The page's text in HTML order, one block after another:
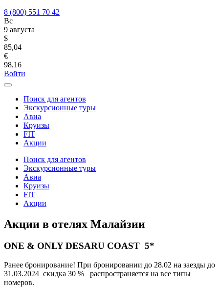
8 (800) 551 70 42
Вс
9 августа
$
85,04
€
98,16
Войти
Поиск для агентов
Экскурсионные туры
Авиа
Круизы
FIT
Акции
Поиск для агентов
Экскурсионные туры
Авиа
Круизы
FIT
Акции
Акции в отелях Малайзии
ONE & ONLY DESARU COAST 5*
Ранее бронирование! При бронировании до 28.02 на заезды до
31.03.2024 скидка 30 % распространяется на все типы
номеров.